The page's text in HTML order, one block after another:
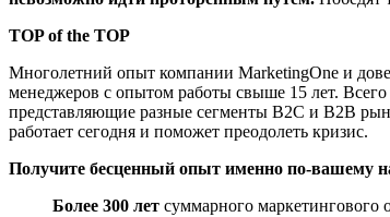
TOP of the TOP
Многолетний опыт компании MarketingOne и
менеджеров с опытом работы свыше 15 лет.
представляющие разные сегменты B2C и B2B
работает сегодня и поможет преодолеть кризис.
Получите бесценный опыт именно по-вашему
Более 300 лет суммарного маркетингового